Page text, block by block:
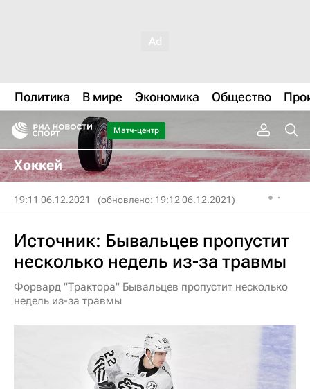
Политика В мире Экономика Общество
Матч-центр
Хоккей
19:11 06.12.2021 (обновлено: 19:12 06.12.2021)
Источник: Бывальцев пропустит
несколько недель из-за травмы
Форвард "Трактора" Бывальцев пропустит несколько
недель из-за травмы